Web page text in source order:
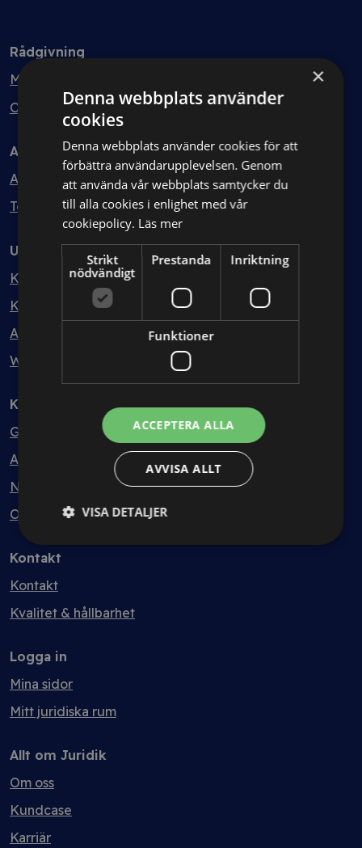
Rådgivning
Min bolagsjurist
Ombud
Avtal
Avtalshantering
Testa kostnadsfritt
Utbildning
Kurser
Kurspaket
Abonnemang
Webbinarium
Kunskapsbank
Guider
Avtalsmallar
Nyheter
Ordlista
Kontakt
Kontakt
Kvalitet & hållbarhet
Logga in
Mina sidor
Mitt juridiska rum
Allt om Juridik
Om oss
Kundcase
Karriär
×
Denna webbplats använder
cookies
Denna webbplats använder cookies för att
förbättra användarupplevelsen. Genom
att använda vår webbplats samtycker du
till alla cookies i enlighet med vår
cookiepolicy. Läs mer
Strikt
nödvändigt
Prestanda Inriktning
Funktioner
ACCEPTERA ALLA
AVVISA ALLT
VISA DETALJER